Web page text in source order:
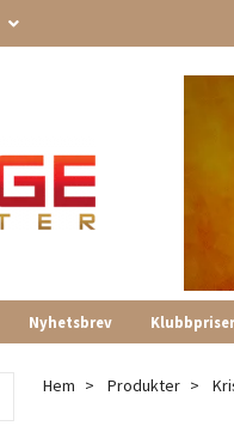
Nyhetsbrev Klubbpriser
Hem Produkter